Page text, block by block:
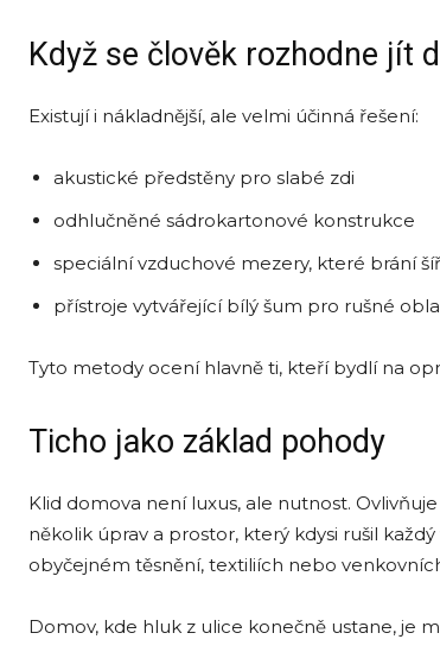
Když se člověk rozhodne jít
Existují i nákladnější, ale velmi účinná řešení:
akustické předstěny pro slabé zdi
odhlučněné sádrokartonové konstrukce
speciální vzduchové mezery, které brání
přístroje vytvářející bílý šum pro rušné
Tyto metody ocení hlavně ti, kteří bydlí na
Ticho jako základ pohody
Klid domova není luxus, ale nutnost.
několik úprav a prostor, který kdysi rušil
obyčejném těsnění, textiliích nebo
Domov, kde hluk z ulice konečně ustane, je